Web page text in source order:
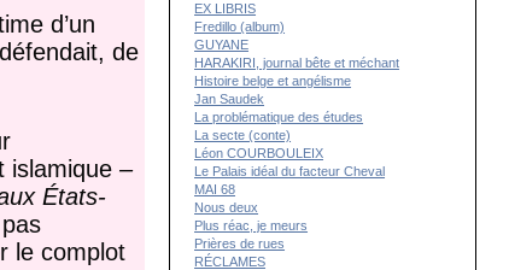
d’un
de
islamique–
États-
le complot
EX LIBRIS
Fredillo (album)
GUYANE
HARAKIRI, journal bête et méchant
Histoire belge et angélisme
Jan Saudek
La problématique des études
La secte (conte)
Léon COURBOULEIX
Le Palais idéal du facteur Cheval
MAI 68
Nous deux
Plus réac, je meurs
Prières de rues
RÉCLAMES